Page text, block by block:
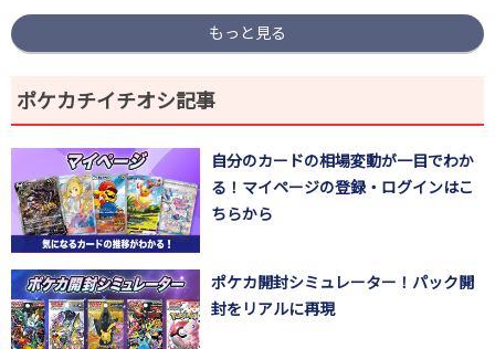
もっと見る
ポケカチイチオシ記事
自分のカードの相場変動が一目でわか
る！マイページの登録・ログインはこ
ちらから
ポケカ開封シミュレーター！パック開
封をリアルに再現